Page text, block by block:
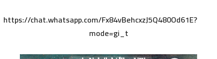
https://chat.whatsapp.com/Fx84vBehcxzJ5Q480Od61E?
mode=gi_t